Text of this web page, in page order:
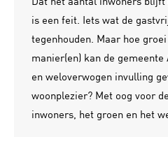
is een feit. Iets wat de
tegenhouden. Maar hoe
manier(en) kan de
en weloverwogen invulling
woonplezier? Met oog voor
inwoners, het groen en het